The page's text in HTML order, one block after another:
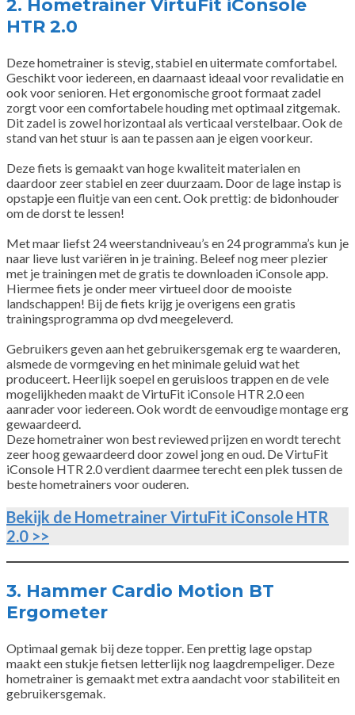
2. Hometrainer VirtuFit iConsole
HTR 2.0
Deze hometrainer is stevig, stabiel en uitermate comfortabel.
Geschikt voor iedereen, en daarnaast ideaal voor revalidatie en
ook voor senioren. Het ergonomische groot formaat zadel
zorgt voor een comfortabele houding met optimaal zitgemak.
Dit zadel is zowel horizontaal als verticaal verstelbaar. Ook de
stand van het stuur is aan te passen aan je eigen voorkeur.
Deze fiets is gemaakt van hoge kwaliteit materialen en
daardoor zeer stabiel en zeer duurzaam. Door de lage instap is
opstapje een fluitje van een cent. Ook prettig: de bidonhouder
om de dorst te lessen!
Met maar liefst 24 weerstandniveau’s en 24 programma’s kun je
naar lieve lust variëren in je training. Beleef nog meer plezier
met je trainingen met de gratis te downloaden iConsole app.
Hiermee fiets je onder meer virtueel door de mooiste
landschappen! Bij de fiets krijg je overigens een gratis
trainingsprogramma op dvd meegeleverd.
Gebruikers geven aan het gebruikersgemak erg te waarderen,
alsmede de vormgeving en het minimale geluid wat het
produceert. Heerlijk soepel en geruisloos trappen en de vele
mogelijkheden maakt de VirtuFit iConsole HTR 2.0 een
aanrader voor iedereen. Ook wordt de eenvoudige montage erg
gewaardeerd.
Deze hometrainer won best reviewed prijzen en wordt terecht
zeer hoog gewaardeerd door zowel jong en oud. De VirtuFit
iConsole HTR 2.0 verdient daarmee terecht een plek tussen de
beste hometrainers voor ouderen.
Bekijk de Hometrainer VirtuFit iConsole HTR
2.0 >>
3. Hammer Cardio Motion BT
Ergometer
Optimaal gemak bij deze topper. Een prettig lage opstap
maakt een stukje fietsen letterlijk nog laagdrempeliger. Deze
hometrainer is gemaakt met extra aandacht voor stabiliteit en
gebruikersgemak.